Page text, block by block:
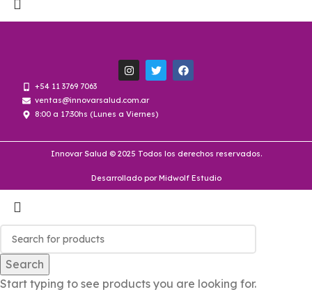
+54 11 3769 7063
ventas@innovarsalud.com.ar
8:00 a 17:30hs (Lunes a Viernes)
Innovar Salud © 2025 Todos los derechos reservados.
Desarrollado por Midwolf Estudio
Search
Start typing to see products you are looking for.